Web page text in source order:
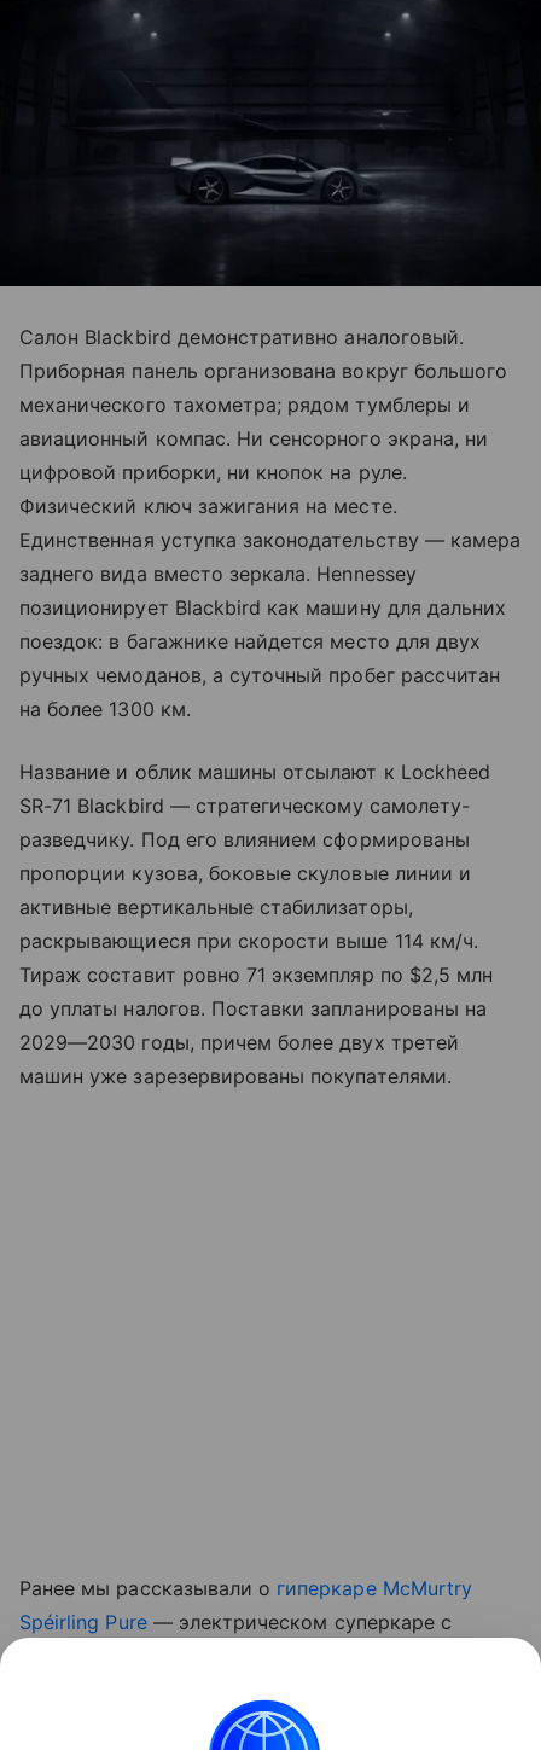
Салон Blackbird демонстративно аналоговый.
Приборная панель организована вокруг большого
механического тахометра; рядом тумблеры и
авиационный компас. Ни сенсорного экрана, ни
цифровой приборки, ни кнопок на руле.
Физический ключ зажигания на месте.
Единственная уступка законодательству — камера
заднего вида вместо зеркала. Hennessey
позиционирует Blackbird как машину для дальних
поездок: в багажнике найдется место для двух
ручных чемоданов, а суточный пробег рассчитан
на более 1300 км.
Название и облик машины отсылают к Lockheed
SR-71 Blackbird — стратегическому самолету-
разведчику. Под его влиянием сформированы
пропорции кузова, боковые скуловые линии и
активные вертикальные стабилизаторы,
раскрывающиеся при скорости выше 114 км/ч.
Тираж составит ровно 71 экземпляр по $2,5 млн
до уплаты налогов. Поставки запланированы на
2029—2030 годы, причем более двух третей
машин уже зарезервированы покупателями.
Ранее мы рассказывали о гиперкаре McMurtry
Spéirling Pure— электрическом суперкаре с